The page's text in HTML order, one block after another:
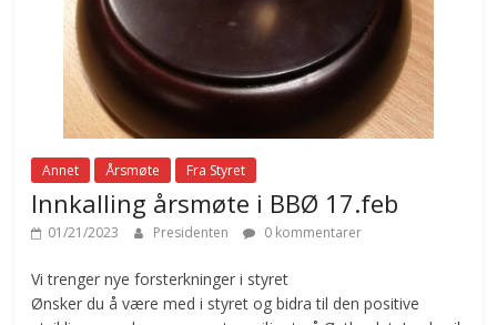
Annet Årsmøte Fra Styret
Innkalling årsmøte i BBØ 17.feb
01/21/2023 Presidenten 0 kommentarer
Vi trenger nye forsterkninger i styret
Ønsker du å være med i styret og bidra til den positive